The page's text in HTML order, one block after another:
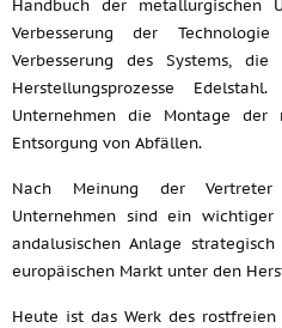
Handbuch der metallurgischen
Verbesserung der
Verbesserung des Systems,
Herstellungsprozesse
Unternehmen die Montage
Entsorgung von Abfällen.
Nach Meinung der
Unternehmen sind ein
andalusischen Anlage
europäischen Markt unter den
Heute ist das Werk des